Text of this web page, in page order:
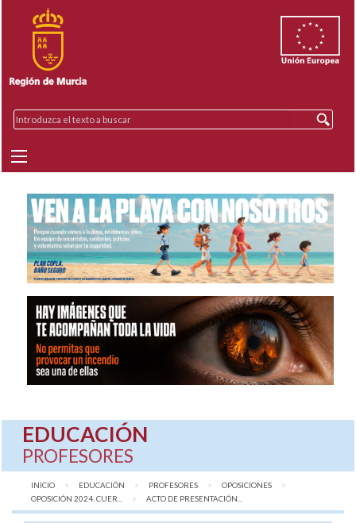
EDUCACIÓN
PROFESORES
INICIO EDUCACIÓN PROFESORES
OPOSICIONES
OPOSICIÓN 2024. CUER...
AQUÍ:
ACTO DE PRESENTACIÓN...